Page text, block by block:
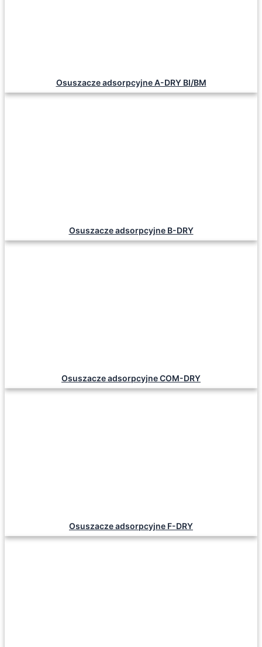
Osuszacze adsorpcyjne A-DRY BI/BM
Osuszacze adsorpcyjne B-DRY
Osuszacze adsorpcyjne COM-DRY
Osuszacze adsorpcyjne F-DRY